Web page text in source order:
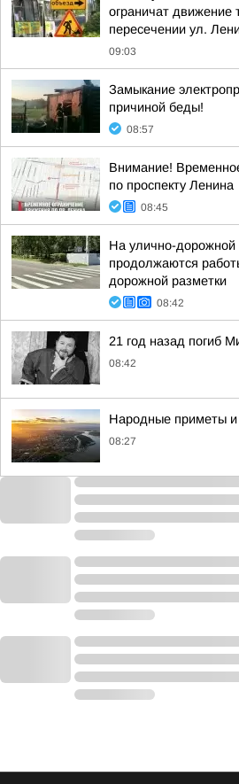
ограничат движение
пересечении ул.
09:03
Замыкание
причиной беды!
08:57
Внимание!
по проспекту Ленина
08:45
На улично-дорожной
продолжаются
дорожной разметки
08:42
21 год назад погиб
08:42
Народные приметы и
08:27